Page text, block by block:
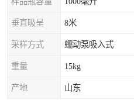
垂直吸呈 8米
采样方式 蠕动泵吸入式
重量 15kg
产地 山东